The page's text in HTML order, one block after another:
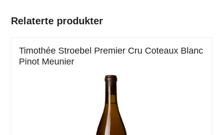
Relaterte produkter
Timothée Stroebel Premier Cru Coteaux Blanc
Pinot Meunier